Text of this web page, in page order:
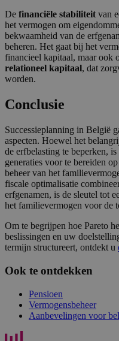
De financiële stabiliteit van
het vermogen om
bekwaamheid van de
beheren. Het gaat bij het
financieel kapitaal, maar ook
relationeel kapitaal, dat
worden.
Conclusie
Successieplanning in België
aspecten. Hoewel het
de erfbelasting te beperken,
generaties voor te bereiden
beheer van het
fiscale optimalisatie
erfgenamen, is de sleutel tot
het familievermogen voor de
Om te begrijpen hoe Pareto
beslissingen en uw
termijn structureert, ontdekt u
Ook te ontdekken
Pensioen
Vermogensbeheer
Aanbevelingen voor